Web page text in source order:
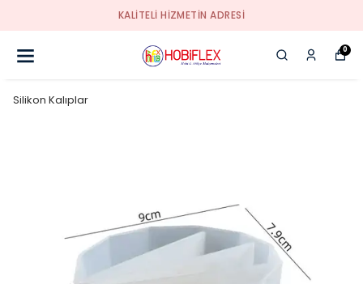
KALİTELİ HİZMETİN ADRESİ
0
Silikon Kalıplar